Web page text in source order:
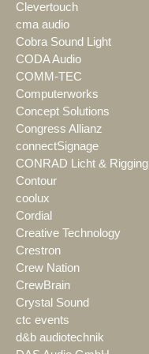
Clevertouch
cma audio
Cobra Sound Light
CODA Audio
COMM-TEC
Computerworks
Concept Solutions
Congress Allianz
connectSignage
CONRAD Licht & Rigging
Contour
coolux
Cordial
Creative Technology
Crestron
Crew Nation
CrewBrain
Crystal Sound
ctc events
d&b audiotechnik